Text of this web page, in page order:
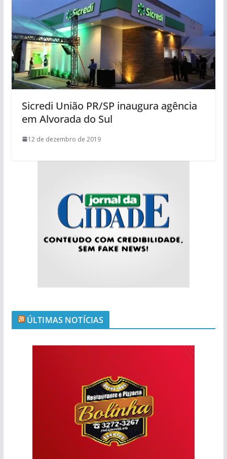
Sicredi União PR/SP inaugura agência
em Alvorada do Sul
12 de dezembro de 2019
ÚLTIMAS NOTÍCIAS